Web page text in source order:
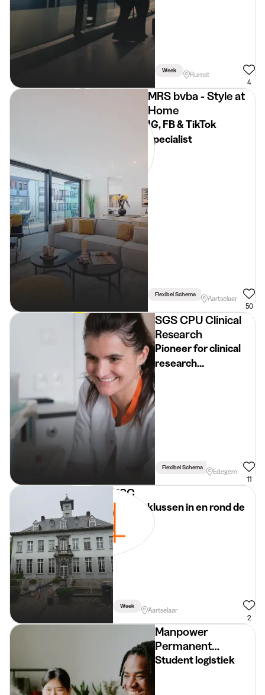
Week
Rumst
4
MRS bvba - Style at
Home
IG, FB & TikTok
specialist
Flexibel Schema Rijbewijs Vereist
Aartselaar
50
SGS CPU Clinical
Research
Pioneer for clinical
research
(compensation
provided)
Flexibel Schema
Edegem
11
ESC
Allerlei klussen in en rond de
bouw
Week
Aartselaar
2
Manpower
Permanent
Placement
Student logistiek